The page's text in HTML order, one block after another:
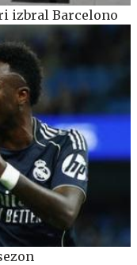
izbral Barcelono